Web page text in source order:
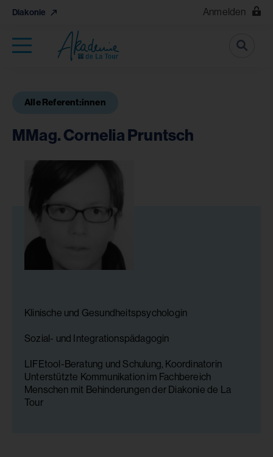
Diakonie Anmelden
Suche
Alle Referent:innen
MMag. Cornelia Pruntsch
Klinische und Gesundheitspsychologin
Sozial- und Integrationspädagogin
LIFEtool-Beratung und Schulung, Koordinatorin
Unterstützte Kommunikation im Fachbereich
Menschen mit Behinderungen der Diakonie de La
Tour